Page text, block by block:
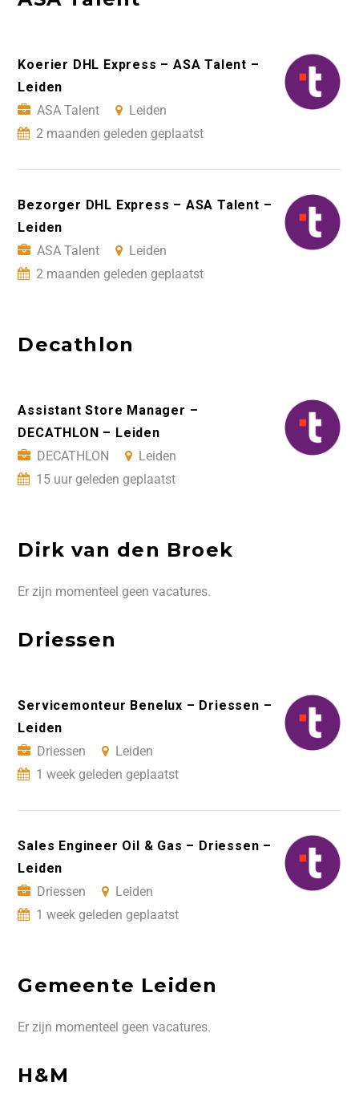
Koerier DHL Express – ASA Talent –
Leiden
ASA Talent
Leiden
2 maanden geleden geplaatst
Bezorger DHL Express – ASA Talent –
Leiden
ASA Talent
Leiden
2 maanden geleden geplaatst
Decathlon
Assistant Store Manager –
DECATHLON – Leiden
DECATHLON
Leiden
15 uur geleden geplaatst
Dirk van den Broek
Er zijn momenteel geen vacatures.
Driessen
Servicemonteur Benelux – Driessen –
Leiden
Driessen
Leiden
1 week geleden geplaatst
Sales Engineer Oil & Gas – Driessen –
Leiden
Driessen
Leiden
1 week geleden geplaatst
Gemeente Leiden
Er zijn momenteel geen vacatures.
H&M